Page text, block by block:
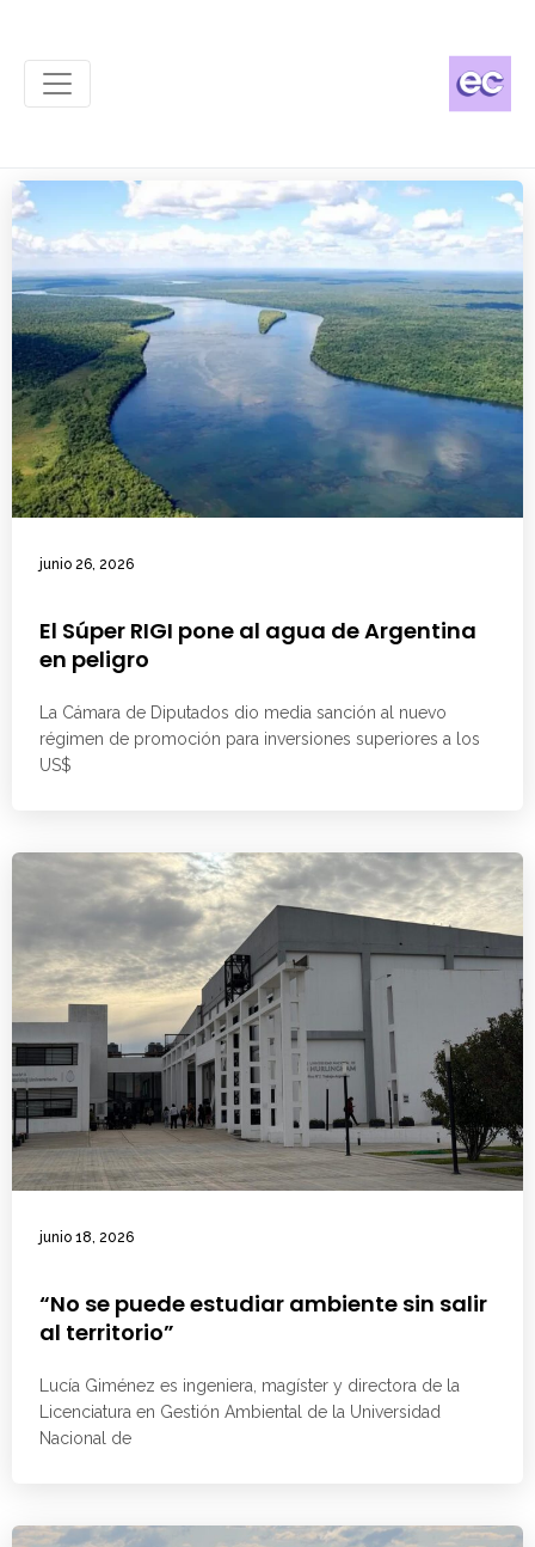
junio 26, 2026
El Súper RIGI pone al agua de Argentina
en peligro
La Cámara de Diputados dio media sanción al nuevo
régimen de promoción para inversiones superiores a los
US$
junio 18, 2026
“No se puede estudiar ambiente sin salir
al territorio”
Lucía Giménez es ingeniera, magíster y directora de la
Licenciatura en Gestión Ambiental de la Universidad
Nacional de